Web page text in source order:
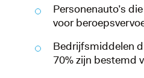
Personenauto’s
voor
Bedrijfsmiddelen
70% zijn bestemd